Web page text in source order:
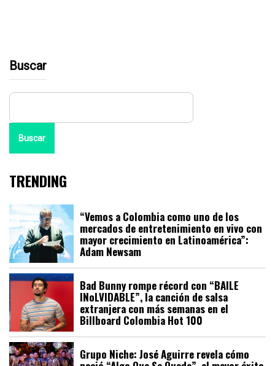
Buscar
Buscar
TRENDING
“Vemos a Colombia como uno de los
mercados de entretenimiento en vivo con
mayor crecimiento en Latinoamérica”:
Adam Newsam
Bad Bunny rompe récord con “BAILE
INoLVIDABLE”, la canción de salsa
extranjera con más semanas en el
Billboard Colombia Hot 100
Grupo Niche: José Aguirre revela cómo